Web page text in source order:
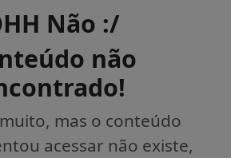
Não :/
não
mas o conteúdo
acessar não existe,